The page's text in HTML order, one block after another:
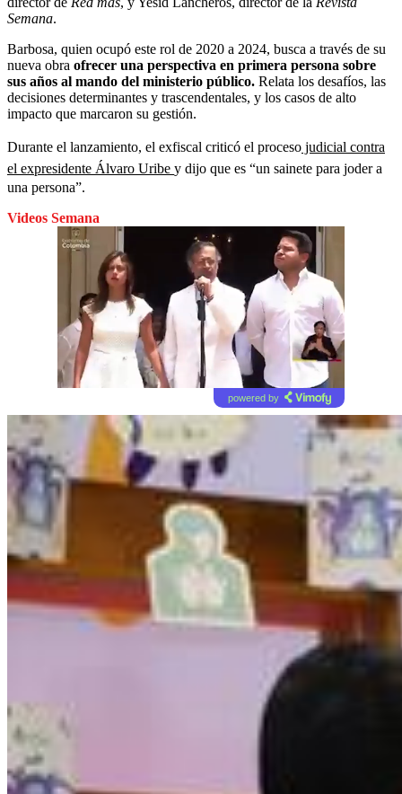
Semana.
Barbosa, quien ocupó este rol de 2020 a 2024, busca a través de su
nueva obra ofrecer una perspectiva en primera persona sobre
sus años al mando del ministerio público. Relata los desafíos, las
decisiones determinantes y trascendentales, y los casos de alto
impacto que marcaron su gestión.
Durante el lanzamiento, el exfiscal criticó el proceso judicial contra
el expresidente Álvaro Uribe y dijo que es “un sainete para joder a
una persona”.
Videos Semana
powered by